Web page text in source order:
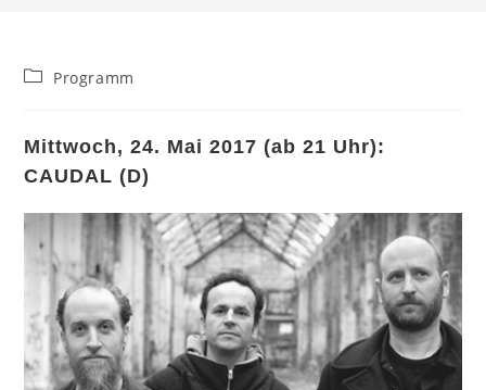
Beitrags-
Programm
Mittwoch, 24. Mai 2017 (ab 21 Uhr):
CAUDAL (D)